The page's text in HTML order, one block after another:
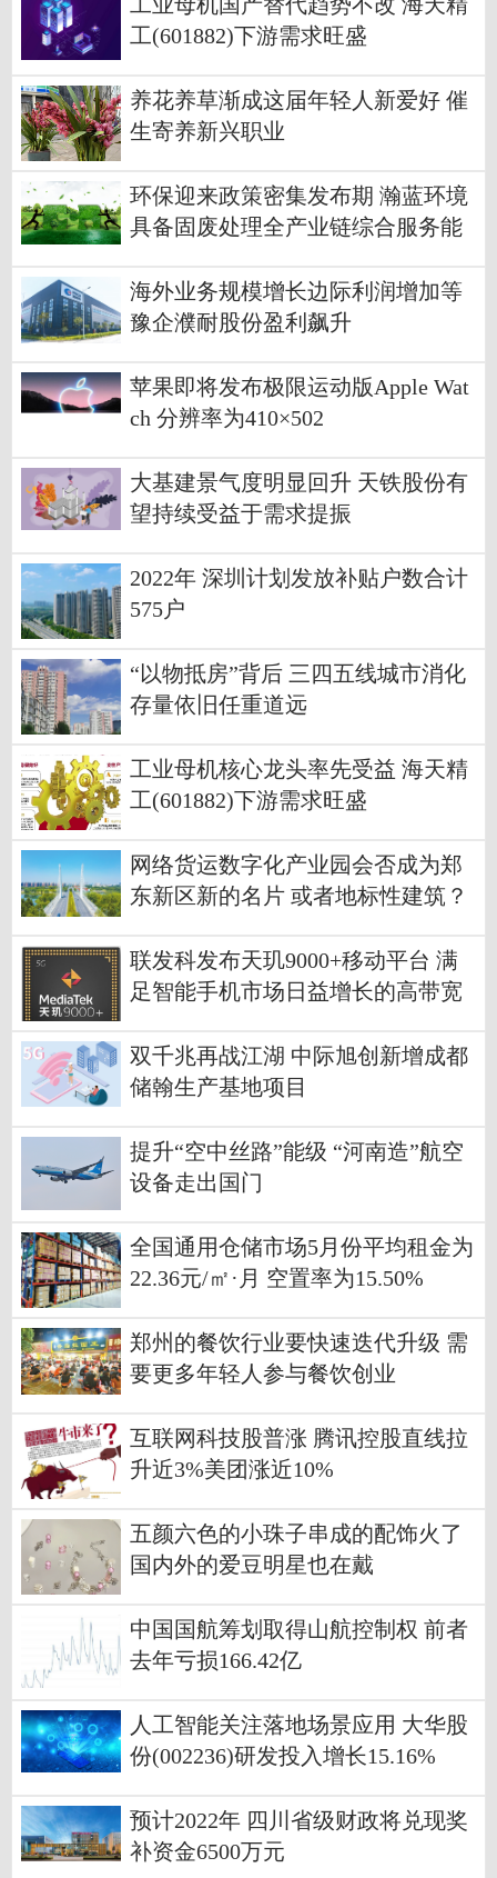
工业母机国产替代趋势不改 海天精
工(601882)下游需求旺盛
养花养草渐成这届年轻人新爱好 催
生寄养新兴职业
环保迎来政策密集发布期 瀚蓝环境
具备固废处理全产业链综合服务能
海外业务规模增长边际利润增加等
豫企濮耐股份盈利飙升
苹果即将发布极限运动版Apple Wat
ch 分辨率为410×502
大基建景气度明显回升 天铁股份有
望持续受益于需求提振
2022年 深圳计划发放补贴户数合计
575户
“以物抵房”背后 三四五线城市消化
存量依旧任重道远
工业母机核心龙头率先受益 海天精
工(601882)下游需求旺盛
网络货运数字化产业园会否成为郑
东新区新的名片 或者地标性建筑？
联发科发布天玑9000+移动平台 满
足智能手机市场日益增长的高带宽
双千兆再战江湖 中际旭创新增成都
储翰生产基地项目
提升“空中丝路”能级 “河南造”航空
设备走出国门
全国通用仓储市场5月份平均租金为
22.36元/㎡·月 空置率为15.50%
郑州的餐饮行业要快速迭代升级 需
要更多年轻人参与餐饮创业
互联网科技股普涨 腾讯控股直线拉
升近3%美团涨近10%
五颜六色的小珠子串成的配饰火了
国内外的爱豆明星也在戴
中国国航筹划取得山航控制权 前者
去年亏损166.42亿
人工智能关注落地场景应用 大华股
份(002236)研发投入增长15.16%
预计2022年 四川省级财政将兑现奖
补资金6500万元